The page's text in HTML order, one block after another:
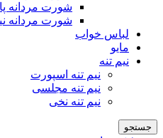
شورت مردانه
شورت مردانه
لباس خواب
مایو
نیم تنه
نیم تنه اسپورت
نیم تنه مجلسی
نیم تنه نخی
جستجو